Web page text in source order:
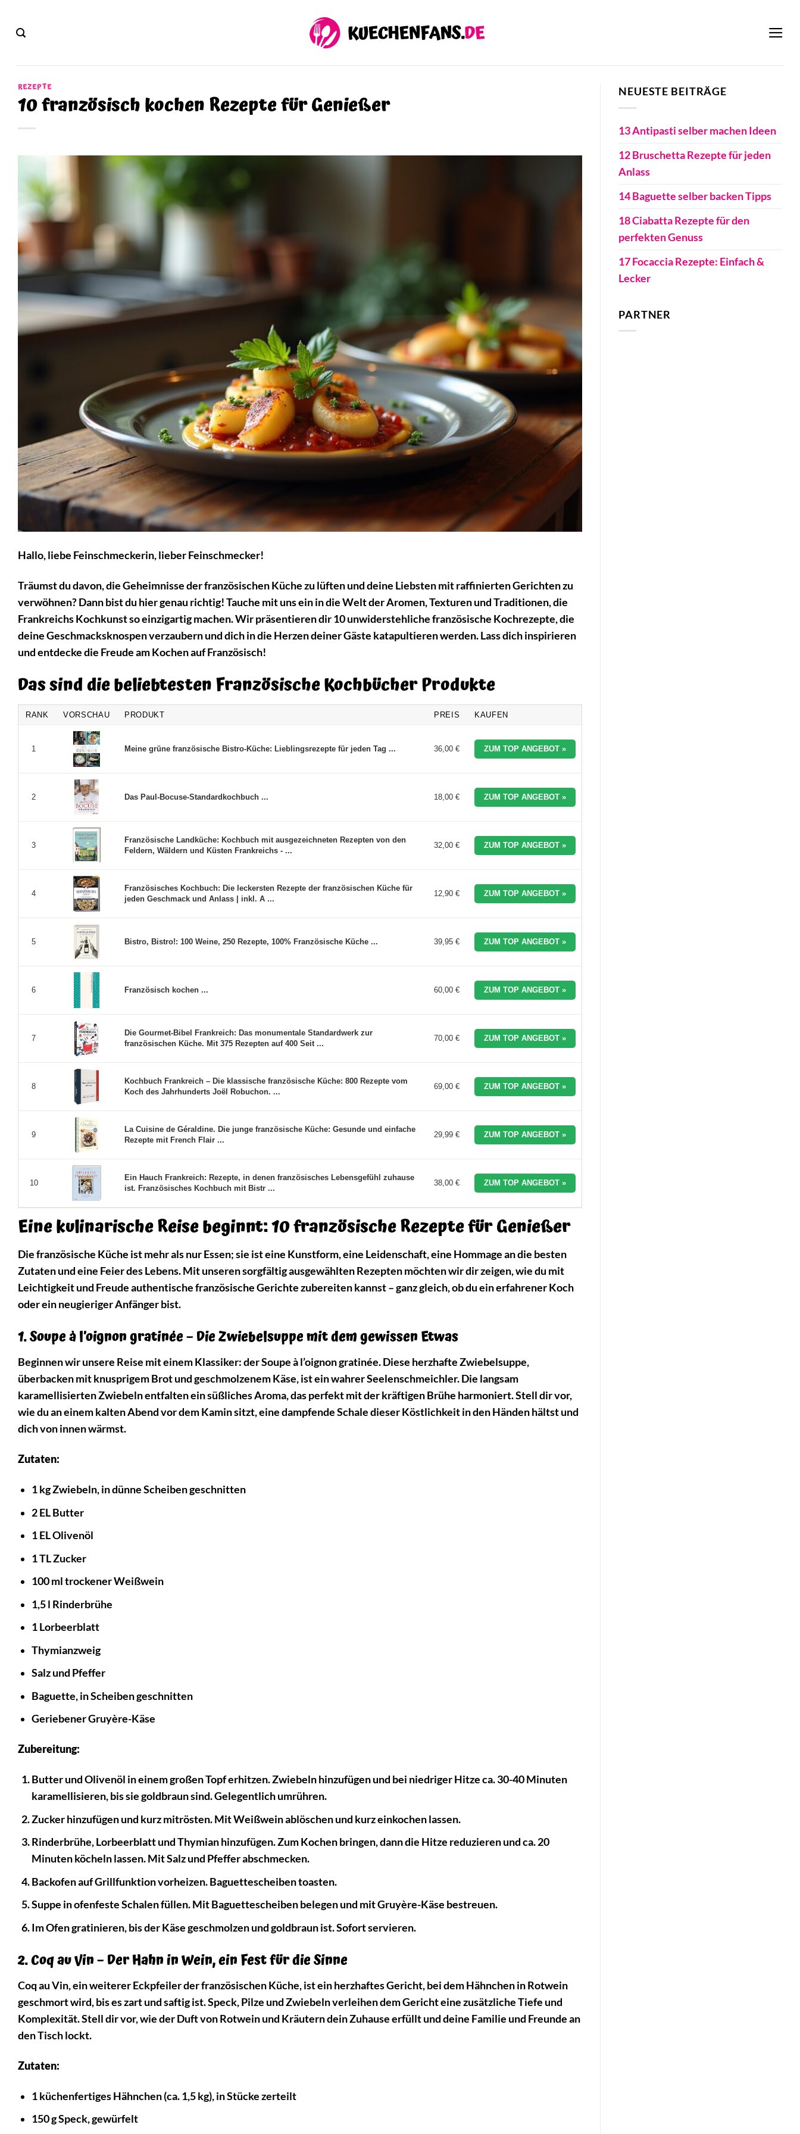
springen
REZEPTE
10 französisch kochen Rezepte für Genießer
Hallo, liebe Feinschmeckerin, lieber Feinschmecker!
Träumst du davon, die Geheimnisse der französischen Küche zu lüften und deine Liebsten mit raffinierten Gerichten zu
verwöhnen? Dann bist du hier genau richtig! Tauche mit uns ein in die Welt der Aromen, Texturen und Traditionen, die
Frankreichs Kochkunst so einzigartig machen. Wir präsentieren dir 10 unwiderstehliche französische Kochrezepte, die
deine Geschmacksknospen verzaubern und dich in die Herzen deiner Gäste katapultieren werden. Lass dich inspirieren
und entdecke die Freude am Kochen auf Französisch!
Das sind die beliebtesten Französische Kochbücher Produkte
RANK VORSCHAU PRODUKT PREIS KAUFEN
1 Meine grüne französische Bistro-Küche: Lieblingsrezepte für jeden Tag ... 36,00 € ZUM TOP ANGEBOT »
2 Das Paul-Bocuse-Standardkochbuch ... 18,00 € ZUM TOP ANGEBOT »
3
Französische Landküche: Kochbuch mit ausgezeichneten Rezepten von den
Feldern, Wäldern und Küsten Frankreichs - ...
32,00 € ZUM TOP ANGEBOT »
4
Französisches Kochbuch: Die leckersten Rezepte der französischen Küche für
jeden Geschmack und Anlass | inkl. A ...
12,90 € ZUM TOP ANGEBOT »
5 Bistro, Bistro!: 100 Weine, 250 Rezepte, 100% Französische Küche ... 39,95 € ZUM TOP ANGEBOT »
6 Französisch kochen ... 60,00 € ZUM TOP ANGEBOT »
7
Die Gourmet-Bibel Frankreich: Das monumentale Standardwerk zur
französischen Küche. Mit 375 Rezepten auf 400 Seit ...
70,00 € ZUM TOP ANGEBOT »
8
Kochbuch Frankreich – Die klassische französische Küche: 800 Rezepte vom
Koch des Jahrhunderts Joël Robuchon. ...
69,00 € ZUM TOP ANGEBOT »
9
La Cuisine de Géraldine. Die junge französische Küche: Gesunde und einfache
Rezepte mit French Flair ...
29,99 € ZUM TOP ANGEBOT »
10
Ein Hauch Frankreich: Rezepte, in denen französisches Lebensgefühl zuhause
ist. Französisches Kochbuch mit Bistr ...
38,00 € ZUM TOP ANGEBOT »
Eine kulinarische Reise beginnt: 10 französische Rezepte für Genießer
Die französische Küche ist mehr als nur Essen; sie ist eine Kunstform, eine Leidenschaft, eine Hommage an die besten
Zutaten und eine Feier des Lebens. Mit unseren sorgfältig ausgewählten Rezepten möchten wir dir zeigen, wie du mit
Leichtigkeit und Freude authentische französische Gerichte zubereiten kannst – ganz gleich, ob du ein erfahrener Koch
oder ein neugieriger Anfänger bist.
1. Soupe à l’oignon gratinée – Die Zwiebelsuppe mit dem gewissen Etwas
Beginnen wir unsere Reise mit einem Klassiker: der Soupe à l’oignon gratinée. Diese herzhafte Zwiebelsuppe,
überbacken mit knusprigem Brot und geschmolzenem Käse, ist ein wahrer Seelenschmeichler. Die langsam
karamellisierten Zwiebeln entfalten ein süßliches Aroma, das perfekt mit der kräftigen Brühe harmoniert. Stell dir vor,
wie du an einem kalten Abend vor dem Kamin sitzt, eine dampfende Schale dieser Köstlichkeit in den Händen hältst und
dich von innen wärmst.
Zutaten:
1 kg Zwiebeln, in dünne Scheiben geschnitten
2 EL Butter
1 EL Olivenöl
1 TL Zucker
100 ml trockener Weißwein
1,5 l Rinderbrühe
1 Lorbeerblatt
Thymianzweig
Salz und Pfeffer
Baguette, in Scheiben geschnitten
Geriebener Gruyère-Käse
Zubereitung:
Butter und Olivenöl in einem großen Topf erhitzen. Zwiebeln hinzufügen und bei niedriger Hitze ca. 30-40 Minuten
karamellisieren, bis sie goldbraun sind. Gelegentlich umrühren.
Zucker hinzufügen und kurz mitrösten. Mit Weißwein ablöschen und kurz einkochen lassen.
Rinderbrühe, Lorbeerblatt und Thymian hinzufügen. Zum Kochen bringen, dann die Hitze reduzieren und ca. 20
Minuten köcheln lassen. Mit Salz und Pfeffer abschmecken.
Backofen auf Grillfunktion vorheizen. Baguettescheiben toasten.
Suppe in ofenfeste Schalen füllen. Mit Baguettescheiben belegen und mit Gruyère-Käse bestreuen.
Im Ofen gratinieren, bis der Käse geschmolzen und goldbraun ist. Sofort servieren.
2. Coq au Vin – Der Hahn in Wein, ein Fest für die Sinne
Coq au Vin, ein weiterer Eckpfeiler der französischen Küche, ist ein herzhaftes Gericht, bei dem Hähnchen in Rotwein
geschmort wird, bis es zart und saftig ist. Speck, Pilze und Zwiebeln verleihen dem Gericht eine zusätzliche Tiefe und
Komplexität. Stell dir vor, wie der Duft von Rotwein und Kräutern dein Zuhause erfüllt und deine Familie und Freunde an
den Tisch lockt.
Zutaten:
1 küchenfertiges Hähnchen (ca. 1,5 kg), in Stücke zerteilt
150 g Speck, gewürfelt
NEUESTE BEITRÄGE
13 Antipasti selber machen Ideen
12 Bruschetta Rezepte für jeden
Anlass
14 Baguette selber backen Tipps
18 Ciabatta Rezepte für den
perfekten Genuss
17 Focaccia Rezepte: Einfach &
Lecker
PARTNER